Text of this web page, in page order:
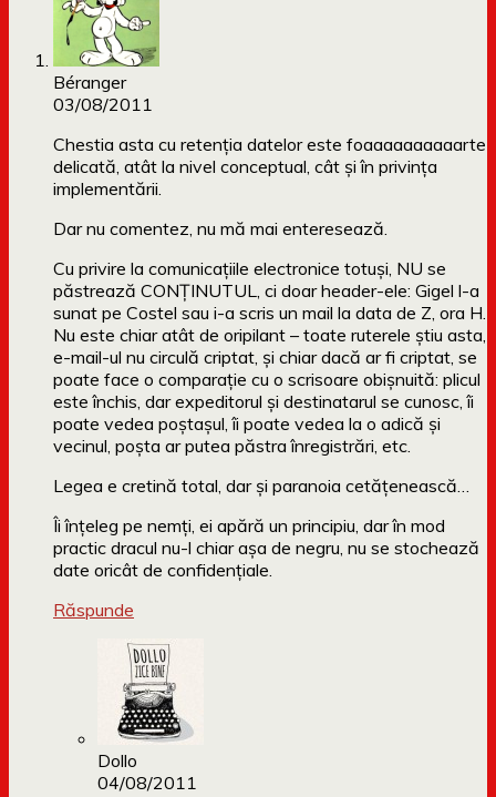
Béranger
03/08/2011
Chestia asta cu retenția datelor este foaaaaaaaaaarte
delicată, atât la nivel conceptual, cât şi în privinţa
implementării.
Dar nu comentez, nu mă mai enteresează.
Cu privire la comunicaţiile electronice totuşi, NU se
păstrează CONŢINUTUL, ci doar header-ele: Gigel l-a
sunat pe Costel sau i-a scris un mail la data de Z, ora H.
Nu este chiar atât de oripilant – toate ruterele ştiu asta,
e-mail-ul nu circulă criptat, şi chiar dacă ar fi criptat, se
poate face o comparaţie cu o scrisoare obişnuită: plicul
este închis, dar expeditorul şi destinatarul se cunosc, îi
poate vedea poştaşul, îi poate vedea la o adică şi
vecinul, poşta ar putea păstra înregistrări, etc.
Legea e cretină total, dar şi paranoia cetăţenească…
Îi înţeleg pe nemţi, ei apără un principiu, dar în mod
practic dracul nu-l chiar aşa de negru, nu se stochează
date oricât de confidenţiale.
Răspunde
Dollo
04/08/2011